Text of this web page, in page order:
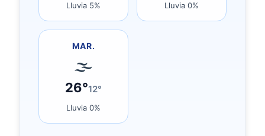
Lluvia 5% Lluvia 0%
MAR.
🌫
26°12°
Lluvia 0%